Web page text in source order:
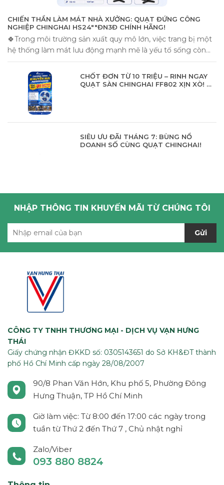
CHIẾN THẦN LÀM MÁT NHÀ XƯỞNG: QUẠT ĐỨNG CÔNG
NGHIỆP CHINGHAI HS24""ĐN3Đ CHÍNH HÃNG!
🍀​Trong môi trường sản xuất quy mô lớn, việc trang bị một
hệ thống làm mát lưu động mạnh mẽ là yếu tố sống còn...
CHỐT ĐƠN TỪ 10 TRIỆU – RINH NGAY
QUẠT SÀN CHINGHAI FF802 XỊN XÒ! 🎁
SIÊU ƯU ĐÃI THÁNG 7: BÙNG NỔ
DOANH SỐ CÙNG QUẠT CHINGHAI!
NHẬP THÔNG TIN KHUYẾN MÃI TỪ CHÚNG TÔI
Gửi
CÔNG TY TNHH THƯƠNG MẠI - DỊCH VỤ VẠN HƯNG
THÁI
Giấy chứng nhận ĐKKD số: 0305143651 do Sở KH&ĐT thành
phố Hồ Chí Minh cấp ngày 28/08/2007
90/8 Phan Văn Hớn, Khu phố 5, Phường Đông
Hưng Thuận, TP Hồ Chí Minh
Giờ làm việc: Từ 8:00 đến 17:00 các ngày trong
tuần từ Thứ 2 đến Thứ 7 , Chủ nhật nghỉ
Zalo/Viber
093 880 8824